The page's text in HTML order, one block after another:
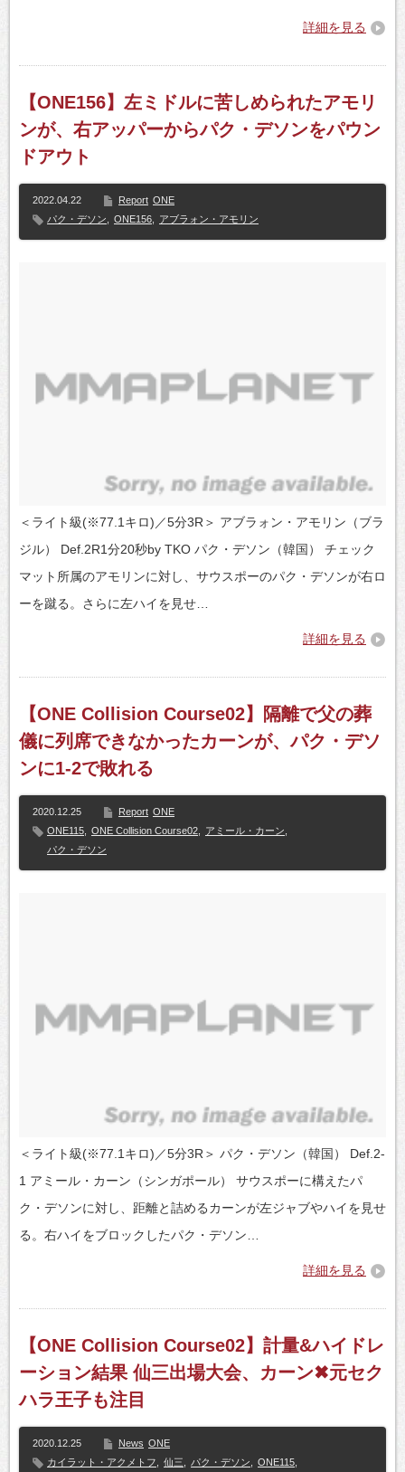
詳細を見る
【ONE156】左ミドルに苦しめられたアモリ
ンが、右アッパーからパク・デソンをパウン
ドアウト
2022.04.22 Report ONE
パク・デソン
ONE156 アブラォン・アモリン
＜ライト級(※77.1キロ)／5分3R＞ アブラォン・アモリン（ブラ
ジル） Def.2R1分20秒by TKO パク・デソン（韓国） チェック
マット所属のアモリンに対し、サウスポーのパク・デソンが右ロ
ーを蹴る。さらに左ハイを見せ…
詳細を見る
【ONE Collision Course02】隔離で父の葬
儀に列席できなかったカーンが、パク・デソ
ンに1-2で敗れる
2020.12.25 Report ONE
ONE115
ONE Collision Course02 アミール・カーン
パク・デソン
＜ライト級(※77.1キロ)／5分3R＞ パク・デソン（韓国） Def.2-
1 アミール・カーン（シンガポール） サウスポーに構えたパ
ク・デソンに対し、距離と詰めるカーンが左ジャブやハイを見せ
る。右ハイをブロックしたパク・デソン…
詳細を見る
【ONE Collision Course02】計量&ハイドレ
ーション結果 仙三出場大会、カーン✖元セク
ハラ王子も注目
2020.12.25 News ONE
カイラット・アクメトフ
仙三 パク・デソン ONE115